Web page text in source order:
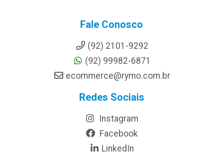
Fale Conosco
(92) 2101-9292
(92) 99982-6871
ecommerce@rymo.com.br
Redes Sociais
Instagram
Facebook
LinkedIn